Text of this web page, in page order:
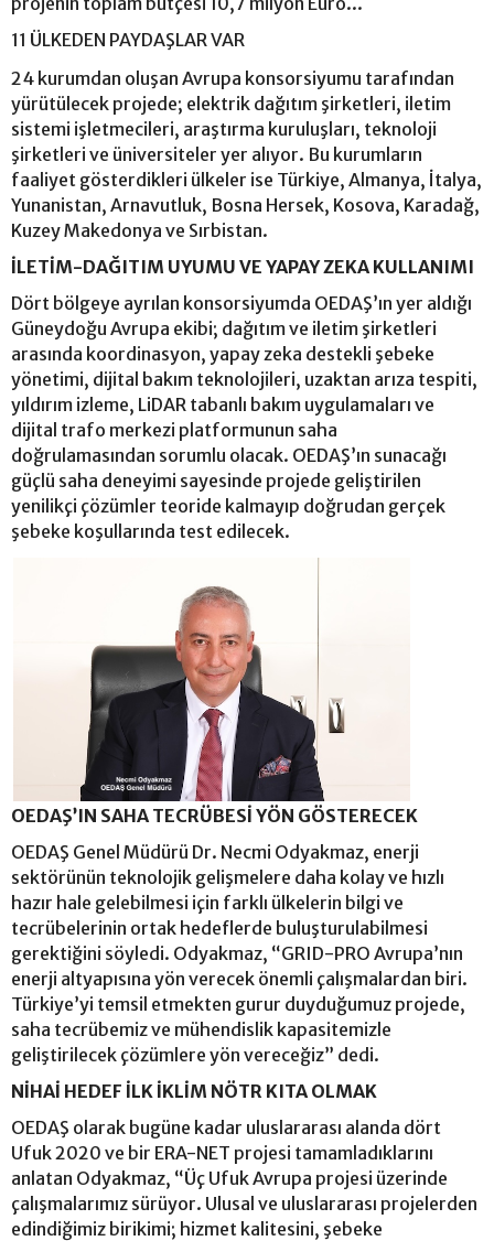
11 ÜLKEDEN PAYDAŞLAR VAR
24 kurumdan oluşan Avrupa konsorsiyumu tarafından
yürütülecek projede; elektrik dağıtım şirketleri, iletim
sistemi işletmecileri, araştırma kuruluşları, teknoloji
şirketleri ve üniversiteler yer alıyor. Bu kurumların
faaliyet gösterdikleri ülkeler ise Türkiye, Almanya, İtalya,
Yunanistan, Arnavutluk, Bosna Hersek, Kosova, Karadağ,
Kuzey Makedonya ve Sırbistan.
İLETİM-DAĞITIM UYUMU VE YAPAY ZEKA KULLANIMI
Dört bölgeye ayrılan konsorsiyumda OEDAŞ’ın yer aldığı
Güneydoğu Avrupa ekibi; dağıtım ve iletim şirketleri
arasında koordinasyon, yapay zeka destekli şebeke
yönetimi, dijital bakım teknolojileri, uzaktan arıza tespiti,
yıldırım izleme, LiDAR tabanlı bakım uygulamaları ve
dijital trafo merkezi platformunun saha
doğrulamasından sorumlu olacak. OEDAŞ’ın sunacağı
güçlü saha deneyimi sayesinde projede geliştirilen
yenilikçi çözümler teoride kalmayıp doğrudan gerçek
şebeke koşullarında test edilecek.
OEDAŞ’IN SAHA TECRÜBESİ YÖN GÖSTERECEK
OEDAŞ Genel Müdürü Dr. Necmi Odyakmaz, enerji
sektörünün teknolojik gelişmelere daha kolay ve hızlı
hazır hale gelebilmesi için farklı ülkelerin bilgi ve
tecrübelerinin ortak hedeflerde buluşturulabilmesi
gerektiğini söyledi. Odyakmaz, “GRID-PRO Avrupa’nın
enerji altyapısına yön verecek önemli çalışmalardan biri.
Türkiye’yi temsil etmekten gurur duyduğumuz projede,
saha tecrübemiz ve mühendislik kapasitemizle
geliştirilecek çözümlere yön vereceğiz” dedi.
NİHAİ HEDEF İLK İKLİM NÖTR KITA OLMAK
OEDAŞ olarak bugüne kadar uluslararası alanda dört
Ufuk 2020 ve bir ERA-NET projesi tamamladıklarını
anlatan Odyakmaz, “Üç Ufuk Avrupa projesi üzerinde
çalışmalarımız sürüyor. Ulusal ve uluslararası projelerden
edindiğimiz birikimi; hizmet kalitesini, şebeke